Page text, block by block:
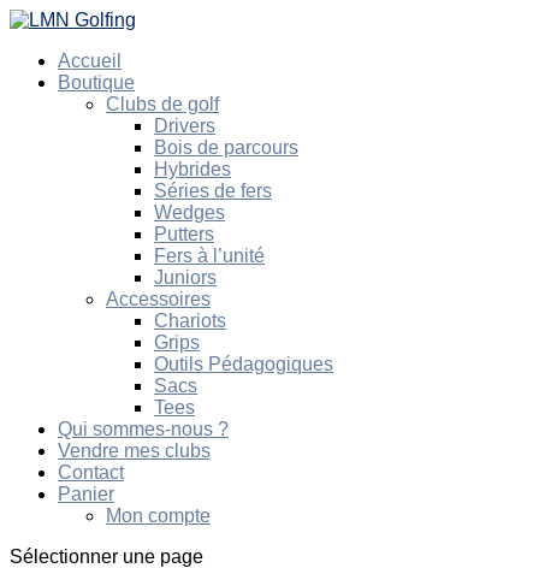
Accueil
Boutique
Clubs de golf
Drivers
Bois de parcours
Hybrides
Séries de fers
Wedges
Putters
Fers à l’unité
Juniors
Accessoires
Chariots
Grips
Outils Pédagogiques
Sacs
Tees
Qui sommes-nous ?
Vendre mes clubs
Contact
Panier
Mon compte
Sélectionner une page